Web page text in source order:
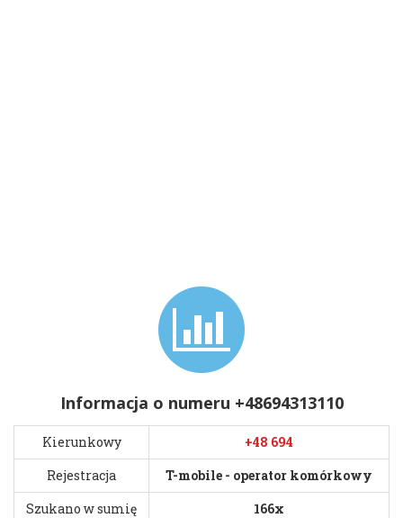
Informacja o numeru +48694313110
Kierunkowy
+48 694
Rejestracja
T-mobile - operator komórkowy
Szukano w sumię
166x